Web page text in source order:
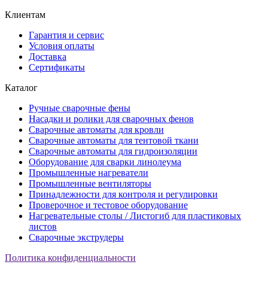
Клиентам
Гарантия и сервис
Условия оплаты
Доставка
Сертификаты
Каталог
Ручные сварочные фены
Насадки и ролики для сварочных фенов
Сварочные автоматы для кровли
Сварочные автоматы для тентовой ткани
Сварочные автоматы для гидроизоляции
Оборудование для сварки линолеума
Промышленные нагреватели
Промышленные вентиляторы
Принадлежности для контроля и регулировки
Проверочное и тестовое оборудование
Нагревательные столы / Листогиб для пластиковых
листов
Сварочные экструдеры
Политика конфиденциальности